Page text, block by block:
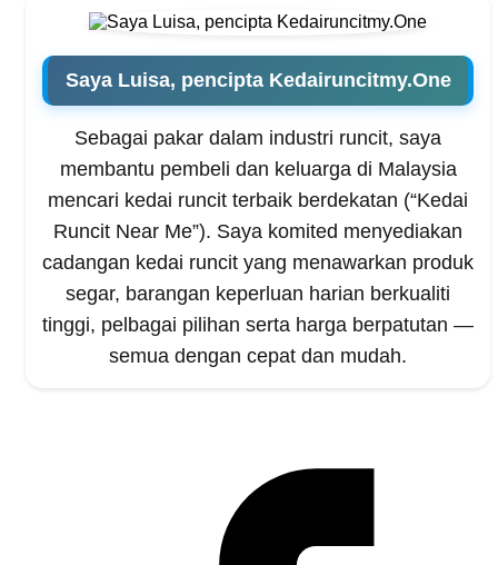
Saya Luisa, pencipta Kedairuncitmy.One
Sebagai pakar dalam industri runcit, saya
membantu pembeli dan keluarga di Malaysia
mencari kedai runcit terbaik berdekatan (“Kedai
Runcit Near Me”). Saya komited menyediakan
cadangan kedai runcit yang menawarkan produk
segar, barangan keperluan harian berkualiti
tinggi, pelbagai pilihan serta harga berpatutan —
semua dengan cepat dan mudah.